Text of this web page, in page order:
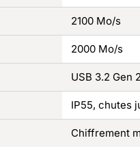
2100 Mo/s
2000 Mo/s
USB 3.2 Gen
IP55, chutes
Chiffrement